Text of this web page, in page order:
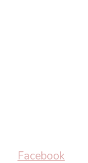
Facebook